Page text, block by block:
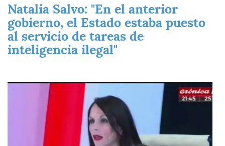
Natalia Salvo: "En el anterior
gobierno, el Estado estaba puesto
al servicio de tareas de
inteligencia ilegal"
Imagen